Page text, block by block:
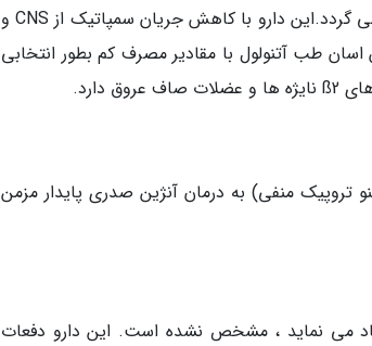
آتنولول با انسداد گیرنده های بتا - آدرنرژیک موجب کاهش فشار خون می گردد.این دارو با کاهش جریان سمپاتیک از CNS و
طب آتنولول با مقادیر مصرف کم بطور انتخابی
تروپیک منفی) به درمان آنژین صدری پایدار مزمن
زیاد می نماید ، مشخص نشده است. این دارو دفعات